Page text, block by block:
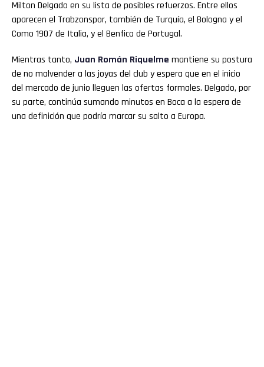
Milton Delgado en su lista de posibles refuerzos. Entre ellos
aparecen el Trabzonspor, también de Turquía, el Bologna y el
Como 1907 de Italia, y el Benfica de Portugal.
Mientras tanto, Juan Román Riquelme mantiene su postura
de no malvender a las joyas del club y espera que en el inicio
del mercado de junio lleguen las ofertas formales. Delgado, por
su parte, continúa sumando minutos en Boca a la espera de
una definición que podría marcar su salto a Europa.